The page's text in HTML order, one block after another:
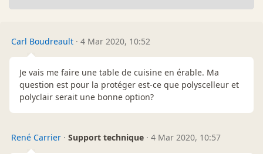
Carl Boudreault · 4 Mar 2020, 10:52
Je vais me faire une table de cuisine en érable. Ma
question est pour la protéger est-ce que polyscelleur et
polyclair serait une bonne option?
René Carrier · Support technique · 4 Mar 2020, 10:57